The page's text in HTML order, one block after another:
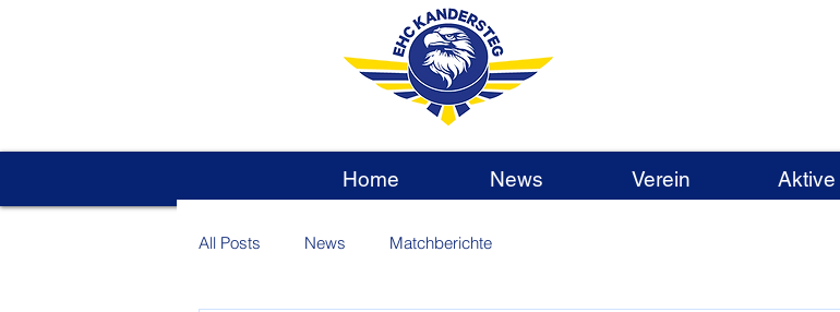
Home News Verein Aktive
All Posts News Matchberichte